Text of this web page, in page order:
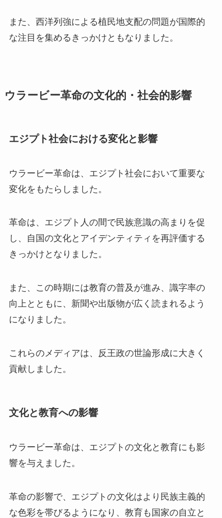
また、西洋列強による植民地支配の問題が国際的
な注目を集めるきっかけともなりました。
ウラービー革命の文化的・社会的影響
エジプト社会における変化と影響
ウラービー革命は、エジプト社会において重要な
変化をもたらしました。
革命は、エジプト人の間で民族意識の高まりを促
し、自国の文化とアイデンティティを再評価する
きっかけとなりました。
また、この時期には教育の普及が進み、識字率の
向上とともに、新聞や出版物が広く読まれるよう
になりました。
これらのメディアは、反王政の世論形成に大きく
貢献しました。
文化と教育への影響
ウラービー革命は、エジプトの文化と教育にも影
響を与えました。
革命の影響で、エジプトの文化はより民族主義的
な色彩を帯びるようになり、教育も国家の自立と